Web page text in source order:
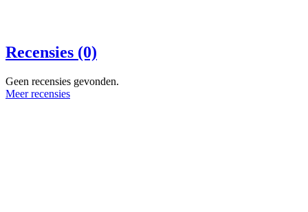
Recensies (0)
Geen recensies gevonden.
Meer recensies